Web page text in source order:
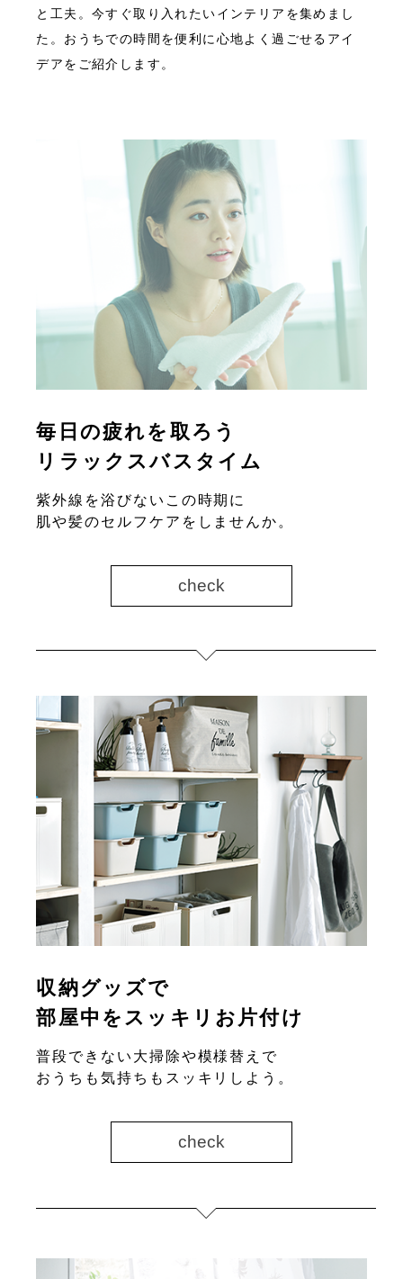
と工夫。 今すぐ取り入れたいインテリアを集めまし
た。 おうちでの時間を便利に心地よく過ごせるアイ
デアをご紹介します。
毎日の疲れを取ろう
リラックスバスタイム
紫外線を浴びないこの時期に
肌や髪のセルフケアをしませんか。
check
収納グッズで
部屋中をスッキリお片付け
普段できない大掃除や模様替えで
おうちも気持ちもスッキリしよう。
check